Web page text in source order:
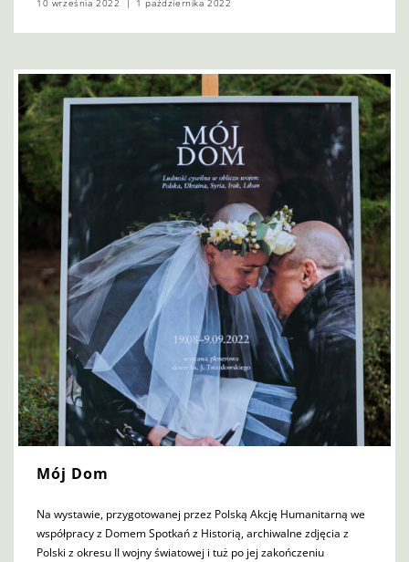
10 września 2022
1 października 2022
Mój Dom
Na wystawie, przygotowanej przez Polską Akcję Humanitarną we
współpracy z Domem Spotkań z Historią, archiwalne zdjęcia z
Polski z okresu II wojny światowej i tuż po jej zakończeniu